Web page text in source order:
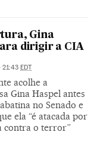
Gina
dirigir a CIA
21:43 EDT
acolhe a
Gina Haspel antes
no Senado e
ela “é atacada por
contra o terror”